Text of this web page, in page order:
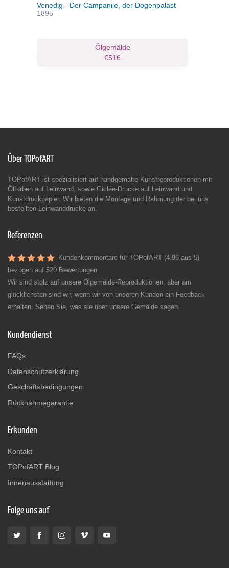
Venedig - Der Campanile, der Dogenpalast
1895
Ölgemälde
€516
Über TOPofART
TOPofART ist spezialisiert auf handgemalte Kunstreproduktionen mit
Ölfarben auf Leinwand, sowie Giclée-Drucke auf Leinwand und
Kunstdruckpapier. Wir bieten die Montage und Rahmung der bei uns
bestellten Leinwanddrucke an.
Referenzen
Kundenkommentare für TOPofART (4.96 aus 5)
bezogen auf 520 Bewertungen
Wir sind stolz auf unsere Ölgemälde-Reproduktionen, aber am
glücklichsten sind wir, wenn wir von unseren Kunden ein Feedback
erhalten. Sehen Sie, was sie über unsere Gemälde sagen.
Kundendienst
FAQs
Datenschutzerklärung
Geschäftsbedingungen
Rücknahmegarantie
Erkunden
Kontakt
TOPofART Blog
Innenausstattung
Folge uns auf